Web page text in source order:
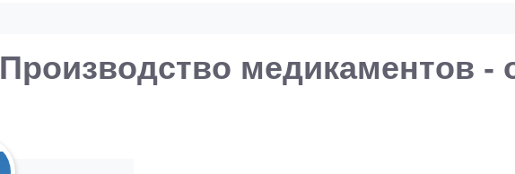
Производство медикаментов -